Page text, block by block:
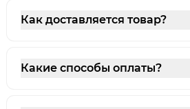
Как доставляется товар?
Какие способы оплаты?